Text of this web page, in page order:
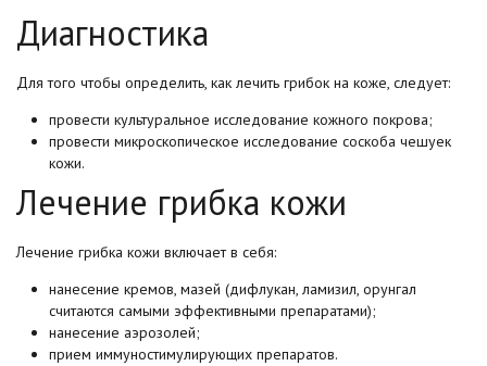
Диагностика
Для того чтобы определить, как лечить грибок на коже, следует:
провести культуральное исследование кожного покрова;
провести микроскопическое исследование соскоба чешуек
кожи.
Лечение грибка кожи
Лечение грибка кожи включает в себя:
нанесение кремов, мазей (дифлукан, ламизил, орунгал
считаются самыми эффективными препаратами);
нанесение аэрозолей;
прием иммуностимулирующих препаратов.